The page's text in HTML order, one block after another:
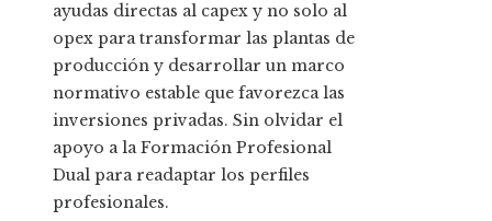
ayudas directas al capex y no solo al
opex para transformar las plantas de
producción y desarrollar un marco
normativo estable que favorezca las
inversiones privadas. Sin olvidar el
apoyo a la Formación Profesional
Dual para readaptar los perfiles
profesionales.